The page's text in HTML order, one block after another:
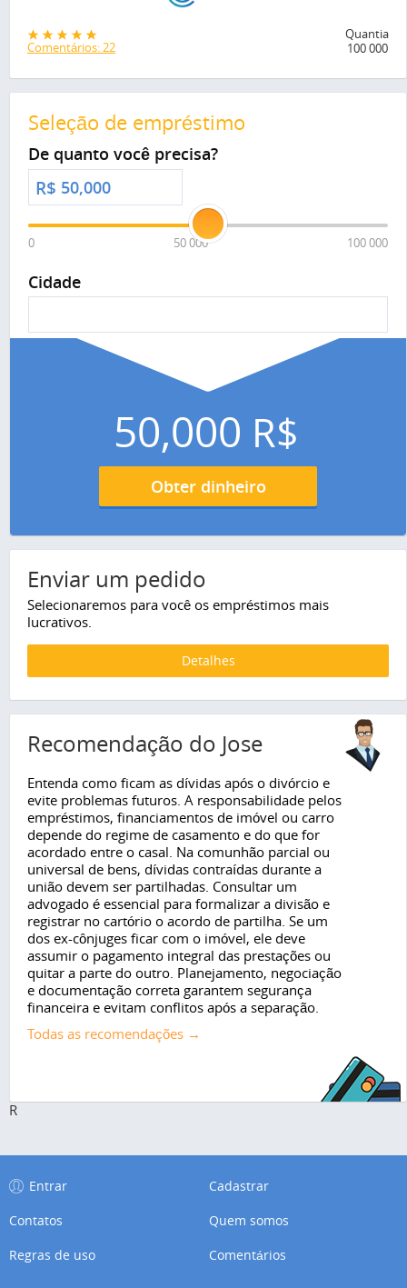
Comentários: 22
Quantia
100 000
Seleção de empréstimo
De quanto você precisa?
R$
0 50 000 100 000
Cidade
50,000 R$
Obter dinheiro
Enviar um pedido
Selecionaremos para você os empréstimos mais
lucrativos.
Detalhes
Recomendação do Jose
Entenda como ficam as dívidas após o divórcio e
evite problemas futuros. A responsabilidade pelos
empréstimos, financiamentos de imóvel ou carro
depende do regime de casamento e do que for
acordado entre o casal. Na comunhão parcial ou
universal de bens, dívidas contraídas durante a
união devem ser partilhadas. Consultar um
advogado é essencial para formalizar a divisão e
registrar no cartório o acordo de partilha. Se um
dos ex-cônjuges ficar com o imóvel, ele deve
assumir o pagamento integral das prestações ou
quitar a parte do outro. Planejamento, negociação
e documentação correta garantem segurança
financeira e evitam conflitos após a separação.
Todas as recomendações →
R
Entrar
Cadastrar
Contatos
Quem somos
Regras de uso
Comentários